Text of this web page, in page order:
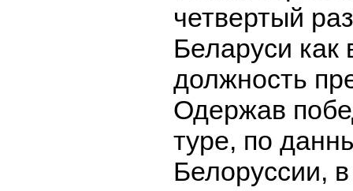
четвертый
Беларуси
должность
Одержав
туре, по
Белоруссии,